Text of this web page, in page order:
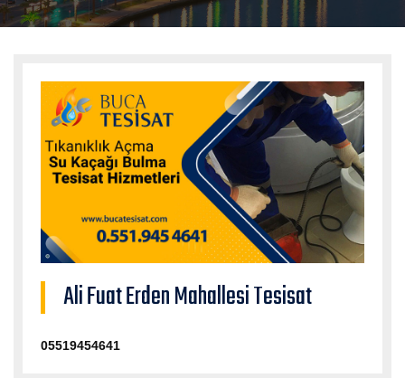
Ali Fuat Erden Mahallesi Tesisat
05519454641